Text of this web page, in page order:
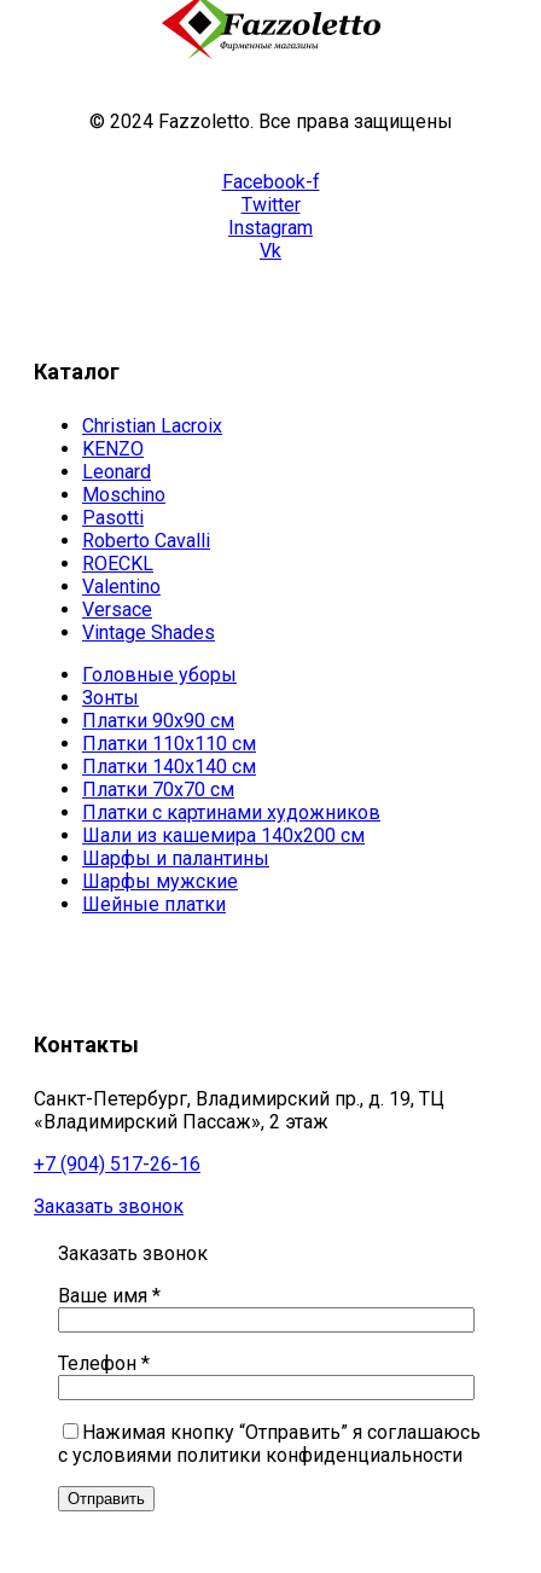
© 2024 Fazzoletto. Все права защищены
Facebook-f
Twitter
Instagram
Vk
Каталог
Christian Lacroix
KENZO
Leonard
Moschino
Pasotti
Roberto Cavalli
ROECKL
Valentino
Versace
Vintage Shades
Головные уборы
Зонты
Платки 90х90 см
Платки 110х110 см
Платки 140х140 см
Платки 70х70 см
Платки с картинами художников
Шали из кашемира 140х200 см
Шарфы и палантины
Шарфы мужские
Шейные платки
Контакты
Санкт-Петербург, Владимирский пр., д. 19, ТЦ
«Владимирский Пассаж», 2 этаж
+7 (904) 517-26-16
Заказать звонок
Заказать звонок
Ваше имя *
Телефон *
Нажимая кнопку “Отправить” я соглашаюсь
с условиями политики конфиденциальности